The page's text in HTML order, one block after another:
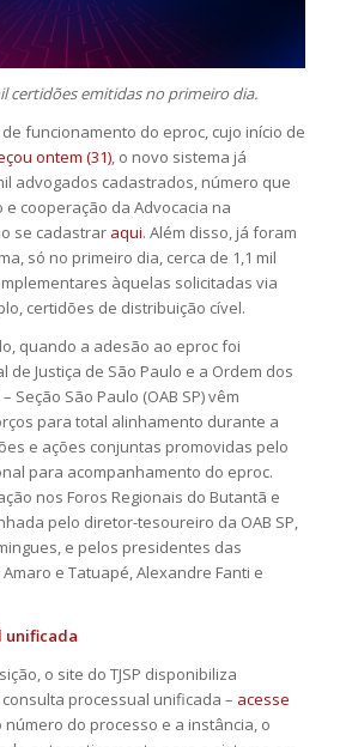
certidões emitidas no primeiro dia.
funcionamento do eproc, cujo início de
ontem (31), o novo sistema já
advogados cadastrados, número que
cooperação da Advocacia na
se cadastrar aqui. Além disso, já foram
só no primeiro dia, cerca de 1,1 mil
àquelas solicitadas via
certidões de distribuição cível.
quando a adesão ao eproc foi
de Justiça de São Paulo e a Ordem dos
Seção São Paulo (OAB SP) vêm
para total alinhamento durante a
e ações conjuntas promovidas pelo
para acompanhamento do eproc.
nos Foros Regionais do Butantã e
pelo diretor-tesoureiro da OAB SP,
e pelos presidentes das
e Tatuapé, Alexandre Fanti e
unificada
o site do TJSP disponibiliza
processual unificada – acesse
número do processo e a instância, o